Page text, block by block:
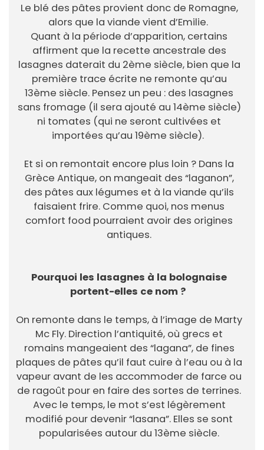
Le blé des pâtes provient donc de Romagne,
alors que la viande vient d’Emilie.
Quant à la période d’apparition, certains
affirment que la recette ancestrale des
lasagnes daterait du 2ème siècle, bien que la
première trace écrite ne remonte qu’au
13ème siècle. Pensez un peu : des lasagnes
sans fromage (il sera ajouté au 14ème siècle)
ni tomates (qui ne seront cultivées et
importées qu’au 19ème siècle).
Et si on remontait encore plus loin ? Dans la
Grèce Antique, on mangeait des “laganon”,
des pâtes aux légumes et à la viande qu’ils
faisaient frire. Comme quoi, nos menus
comfort food pourraient avoir des origines
antiques.
Pourquoi les lasagnes à la bolognaise
portent-elles ce nom ?
On remonte dans le temps, à l’image de Marty
Mc Fly. Direction l’antiquité, où grecs et
romains mangeaient des “lagana”, de fines
plaques de pâtes qu’il faut cuire à l’eau ou à la
vapeur avant de les accommoder de farce ou
de ragoût pour en faire des sortes de terrines.
Avec le temps, le mot s’est légèrement
modifié pour devenir “lasana”. Elles se sont
popularisées autour du 13ème siècle.